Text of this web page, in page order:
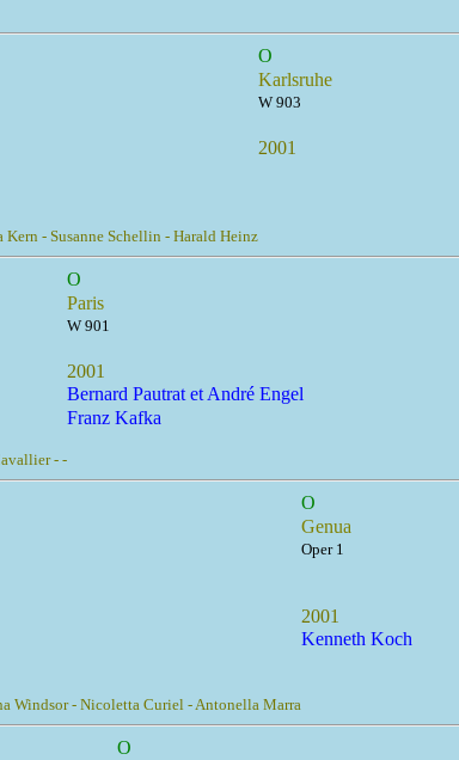
O
Karlsruhe
W 903
2001
Kern - Susanne Schellin - Harald Heinz
O
Paris
W 901
2001
Bernard Pautrat et André Engel
Franz Kafka
- -
O
Genua
Oper 1
2001
Kenneth Koch
Windsor - Nicoletta Curiel - Antonella Marra
O